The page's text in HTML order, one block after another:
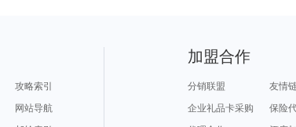
攻略索引
网站导航
加盟合作
分销联盟
友情
企业礼品卡采购
保险